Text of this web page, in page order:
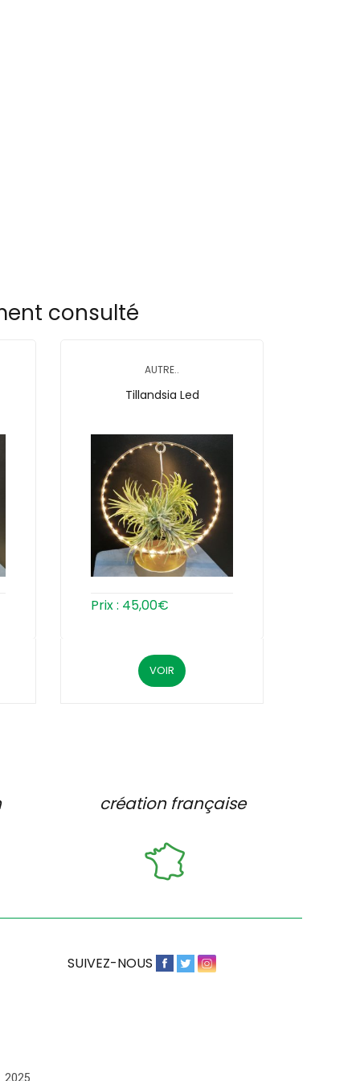
consulté
AUTRE..
Tillandsia Led
Prix : 45,00€
VOIR
création française
SUIVEZ-NOUS